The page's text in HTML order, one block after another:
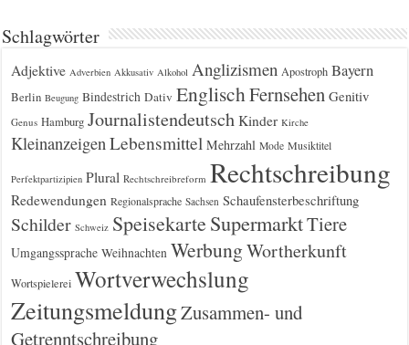
Schlagwörter
Adjektive Adverbien Akkusativ Alkohol Anglizismen Apostroph Bayern
Berlin Beugung Bindestrich Dativ EnglischFernsehen Genitiv
Genus Hamburg Journalistendeutsch Kinder Kirche
KleinanzeigenLebensmittel Mehrzahl Mode Musiktitel
Perfektpartizipien Plural Rechtschreibreform Rechtschreibung
Redewendungen Regionalsprache Sachsen Schaufensterbeschriftung
Schilder Schweiz Speisekarte SupermarktTiere
Umgangssprache Weihnachten WerbungWortherkunft
Wortspielerei Wortverwechslung
ZeitungsmeldungZusammen- und
Getrenntschreibung